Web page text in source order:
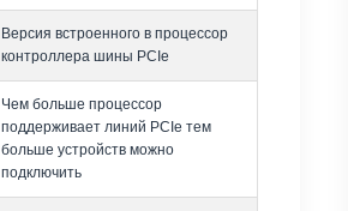
Версия встроенного в процессор
контроллера шины PCIe
Чем больше процессор
поддерживает линий PCIe тем
больше устройств можно
подключить